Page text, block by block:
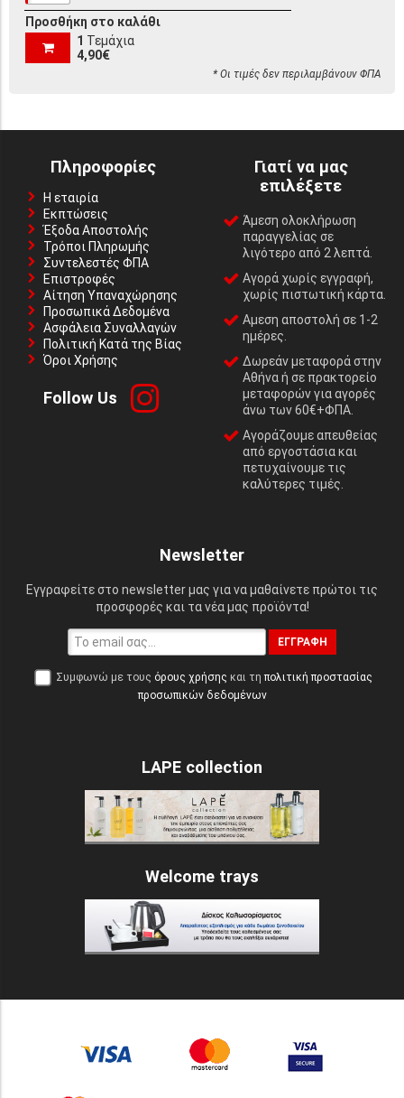
Προσθήκη στο καλάθι
1 Τεμάχια
4,90€
* Οι τιμές δεν περιλαμβάνουν ΦΠΑ
Πληροφορίες
Η εταιρία
Εκπτώσεις
Έξοδα Αποστολής
Τρόποι Πληρωμής
Συντελεστές ΦΠΑ
Επιστροφές
Αίτηση Υπαναχώρησης
Προσωπικά Δεδομένα
Ασφάλεια Συναλλαγών
Πολιτική Κατά της Βίας
Όροι Χρήσης
Follow Us
Γιατί να μας
επιλέξετε
Άμεση ολοκλήρωση
παραγγελίας σε
λιγότερο από 2 λεπτά.
Αγορά χωρίς εγγραφή,
χωρίς πιστωτική κάρτα.
Αμεση αποστολή σε 1-2
ημέρες.
Δωρεάν μεταφορά στην
Αθήνα ή σε πρακτορείο
μεταφορών για αγορές
άνω των 60€+ΦΠΑ.
Αγοράζουμε απευθείας
από εργοστάσια και
πετυχαίνουμε τις
καλύτερες τιμές.
Newsletter
Εγγραφείτε στο newsletter μας για να μαθαίνετε πρώτοι τις
προσφορές και τα νέα μας προϊόντα!
ΕΓΓΡΑΦΉ
Συμφωνώ με τους όρους χρήσης και τη πολιτική προστασίας
προσωπικών δεδομένων
LAPE collection
Welcome trays